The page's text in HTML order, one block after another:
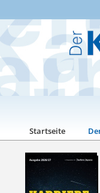
Startseite